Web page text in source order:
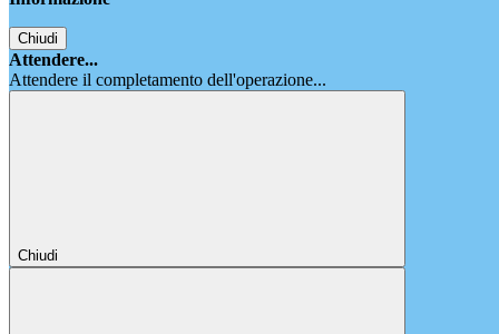
Chiudi
Attendere...
Attendere il completamento dell'operazione...
Chiudi